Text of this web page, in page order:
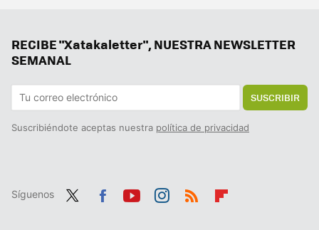
RECIBE "Xatakaletter", NUESTRA NEWSLETTER
SEMANAL
SUSCRIBIR
Suscribiéndote aceptas nuestra política de privacidad
Síguenos